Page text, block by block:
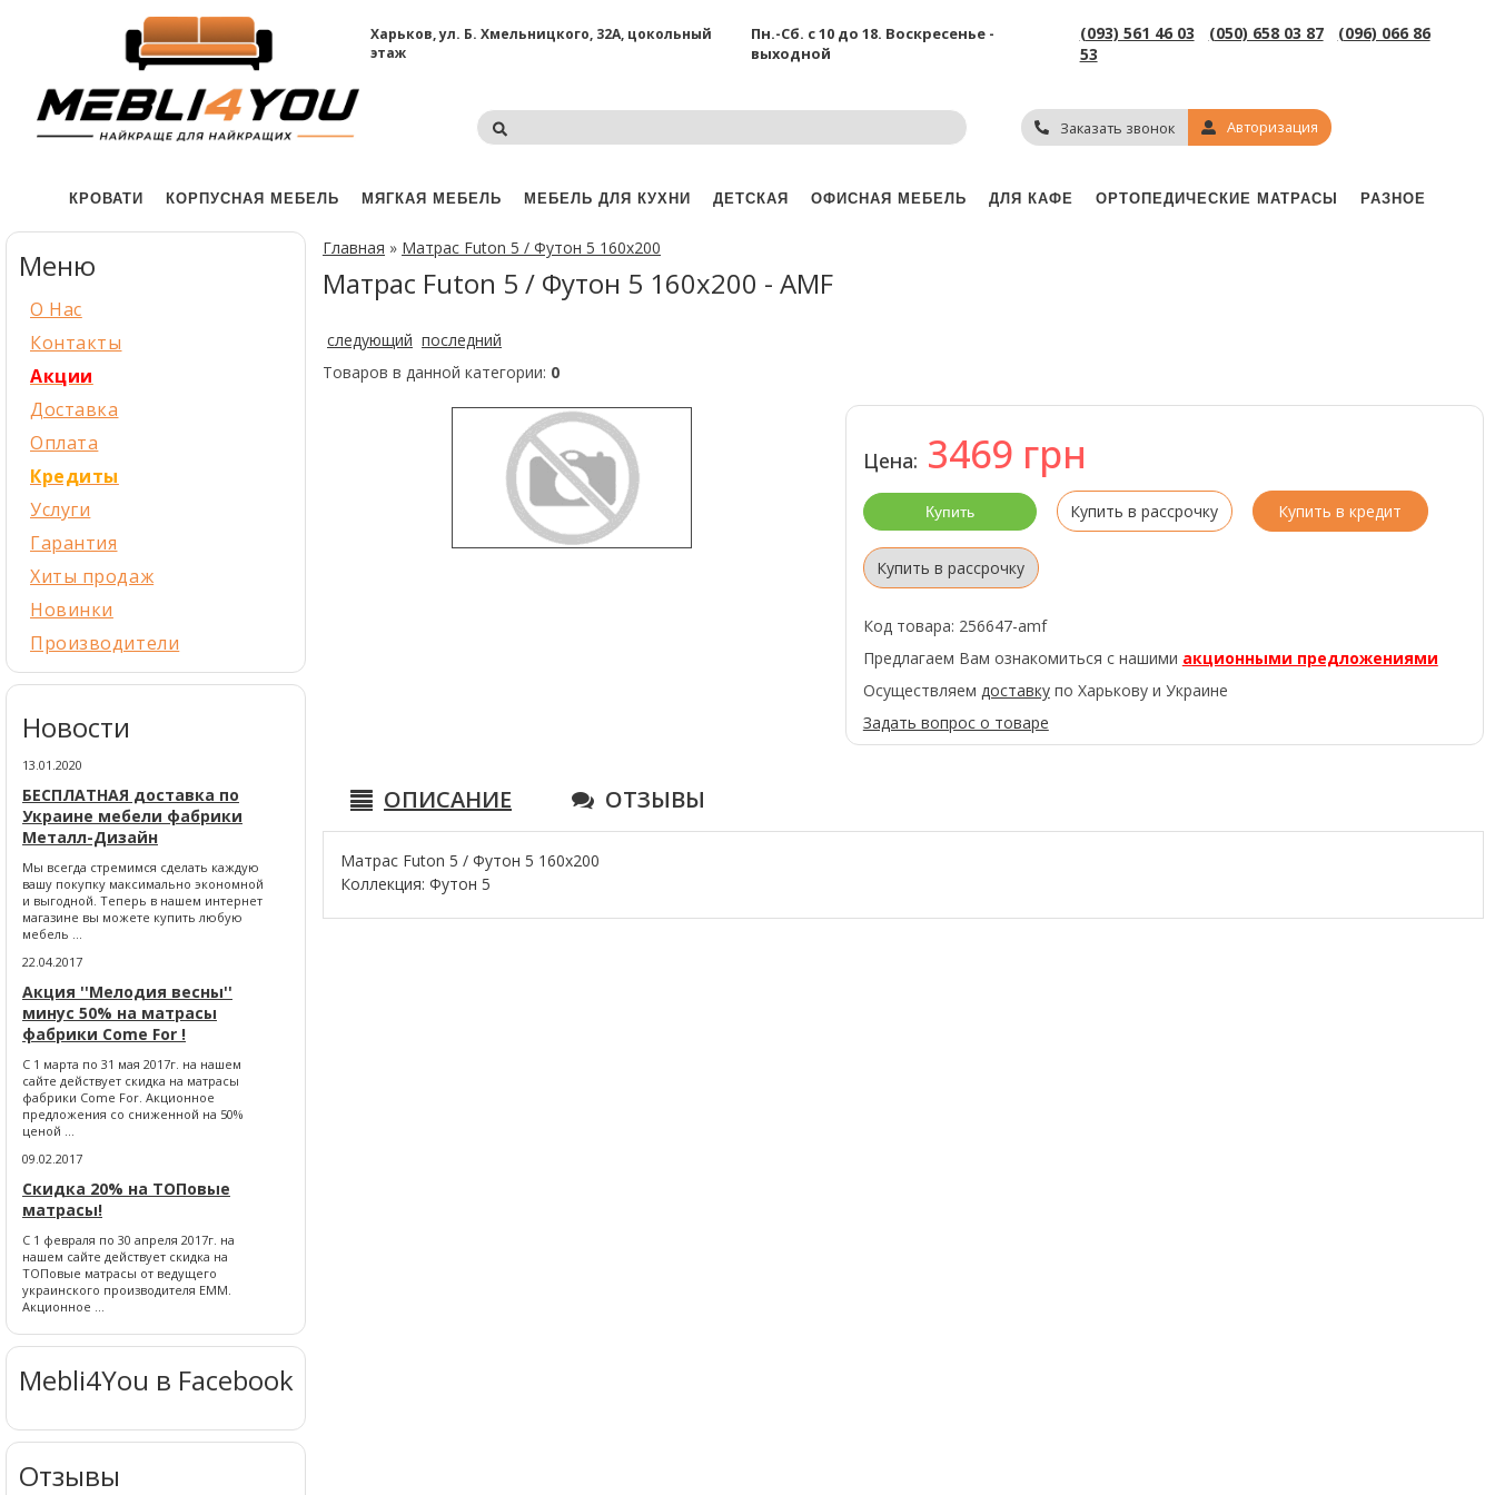
Харьков, ул. Б. Хмельницкого, 32А, цокольный
этаж
Пн.-Сб. с 10 до 18. Воскресенье -
выходной
(093) 561 46 03 (050) 658 03 87
(096) 066 86
53
Заказать звонок Авторизация
КРОВАТИ КОРПУСНАЯ МЕБЕЛЬ МЯГКАЯ МЕБЕЛЬ МЕБЕЛЬ ДЛЯ КУХНИ ДЕТСКАЯ ОФИСНАЯ МЕБЕЛЬ ДЛЯ КАФЕ ОРТОПЕДИЧЕСКИЕ МАТРАСЫ РАЗНОЕ
Главная » Матрас Futon 5 / Футон 5 160x200
Матрас Futon 5 / Футон 5 160x200 - AMF
следующий последний
Товаров в данной категории: 0
Цена: 3469 грн
Купить в рассрочку Купить в кредит
Купить в рассрочку
Код товара: 256647-amf
Предлагаем Вам ознакомиться с нашими акционными предложениями
Осуществляем доставкупо Харькову и Украине
Задать вопрос о товаре
ОПИСАНИЕ ОТЗЫВЫ
Матрас Futon 5 / Футон 5 160x200
Коллекция: Футон 5
Меню
О Нас
Контакты
Акции
Доставка
Оплата
Кредиты
Услуги
Гарантия
Хиты продаж
Новинки
Производители
Новости
13.01.2020
БЕСПЛАТНАЯ доставка по
Украине мебели фабрики
Металл-Дизайн
Мы всегда стремимся сделать каждую
вашу покупку максимально экономной
и выгодной. Теперь в нашем интернет
магазине вы можете купить любую
мебель ...
22.04.2017
Акция ''Мелодия весны''
минус 50% на матрасы
фабрики Come For !
С 1 марта по 31 мая 2017г. на нашем
сайте действует скидка на матрасы
фабрики Come For. Акционное
предложения со сниженной на 50%
ценой ...
09.02.2017
Скидка 20% на ТОПовые
матрасы!
С 1 февраля по 30 апреля 2017г. на
нашем сайте действует скидка на
ТОПовые матрасы от ведущего
украинского производителя ЕММ.
Акционное ...
Mebli4You в Facebook
Отзывы